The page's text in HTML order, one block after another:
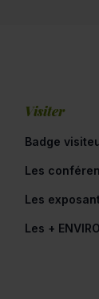
Visiter
Badge
Les
Les
Les +